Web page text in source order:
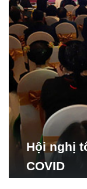
Hội nghị
COVID